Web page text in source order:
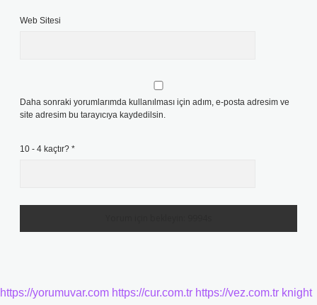
Web Sitesi
Daha sonraki yorumlarımda kullanılması için adım, e-posta adresim ve
site adresim bu tarayıcıya kaydedilsin.
10 - 4 kaçtır? *
https://yorumuvar.com https://cur.com.tr https://vez.com.tr knight